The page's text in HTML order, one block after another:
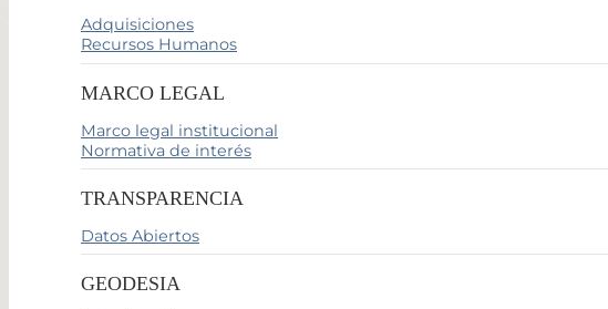
Adquisiciones
Recursos Humanos
MARCO LEGAL
Marco legal institucional
Normativa de interés
TRANSPARENCIA
Datos Abiertos
GEODESIA